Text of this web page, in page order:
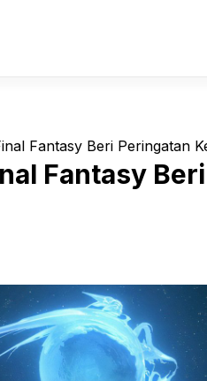
Fantasy Beri Peringatan
Fantasy